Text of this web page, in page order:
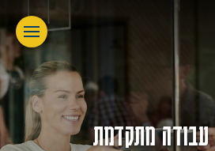
עבודה מתקדמת